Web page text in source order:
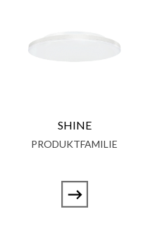
SHINE
PRODUKTFAMILIE